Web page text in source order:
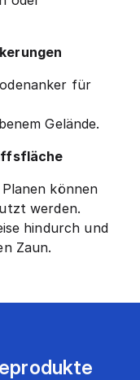
für
Gelände.
können
werden.
hindurch und
Zaun.